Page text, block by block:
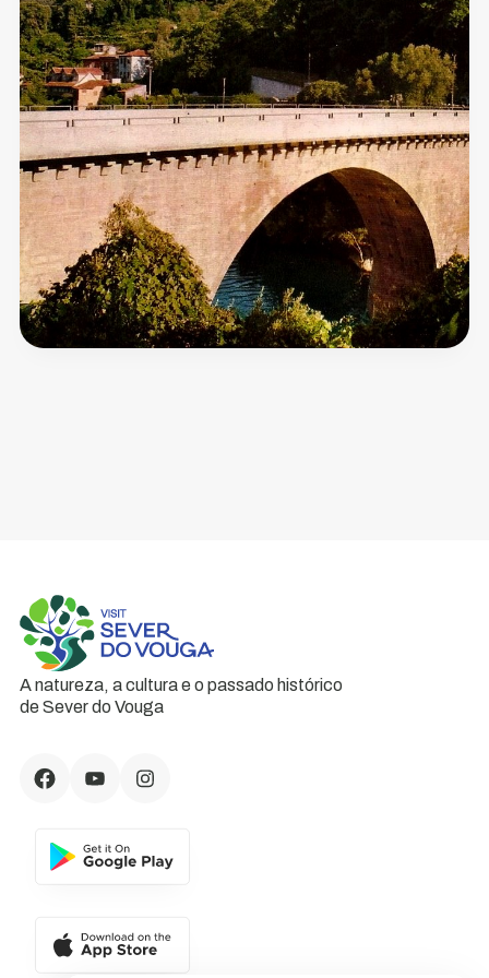
A natureza, a cultura e o passado histórico
de Sever do Vouga